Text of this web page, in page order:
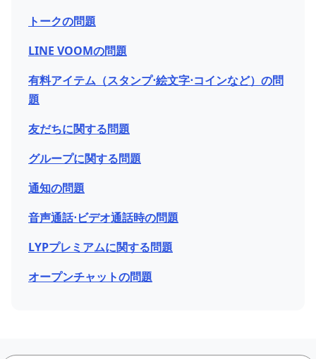
トークの問題
LINE VOOMの問題
有料アイテム（スタンプ⋅絵文字⋅コインなど）の問
題
友だちに関する問題
グループに関する問題
通知の問題
音声通話⋅ビデオ通話時の問題
LYPプレミアムに関する問題
オープンチャットの問題